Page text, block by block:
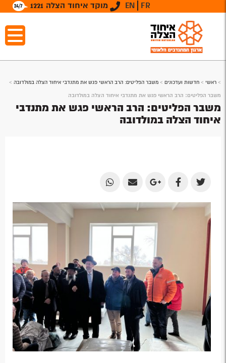
מוקד איחוד הצלה 1221 EN FR
> ראשי > חדשות ועדכונים > משבר הפליטים: הרב הראשי פגש את מתנדבי איחוד הצלה במולדובה >
משבר הפליטים: הרב הראשי פגש את מתנדבי איחוד הצלה במולדובה
משבר הפליטים: הרב הראשי פגש את מתנדבי
איחוד הצלה במולדובה
Share
on
Share
on
Share
on
Plus
Share
by
Share
by